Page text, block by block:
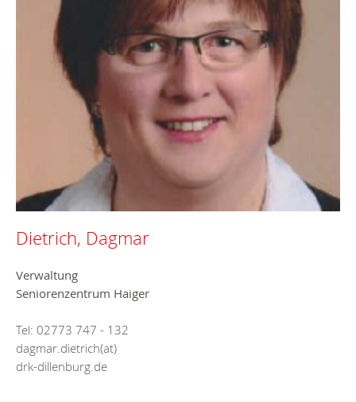
Dietrich, Dagmar
Verwaltung
Seniorenzentrum Haiger
Tel: 02773 747 - 132
dagmar.dietrich(at)
drk-dillenburg.de